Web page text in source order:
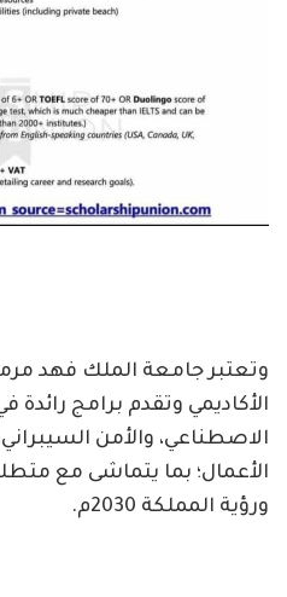
وتعتبر جامعة الملك فهد
الأكاديمي وتقدم برامج رائدة
الاصطناعي، والأمن
الأعمال؛ بما يتماشى مع
ورؤية المملكة 2030م.